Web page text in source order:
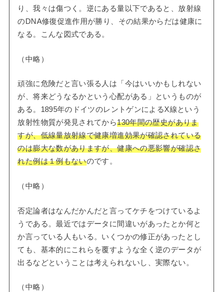
り、我々は傷つく。逆にある量以下であると、放射線
のDNA修復促進作用が勝り、その結果からだは健康に
なる。こんな図式である。
（中略）
頑強に危険だと言い張る人は「今はいいかもしれない
が、将来どうなるかという心配がある」というものが
ある。1895年のドイツのレントゲンによるX線という
放射性物質が発見されてから130年間の歴史がありま
すが、低線量放射線で健康増進効果が確認されている
のは膨大な数がありますが、健康への悪影響が確認さ
れた例は１例もないのです。
（中略）
否定論者はなんだかんだと言ってケチをつけているよ
うである。最近ではデータに間違いがあったとか何と
か言っている人もいる。いくつかの修正があったとし
ても、基本的にこれらを覆すような全く逆のデータが
出るなどということは考えられないし、実際ない。
（中略）